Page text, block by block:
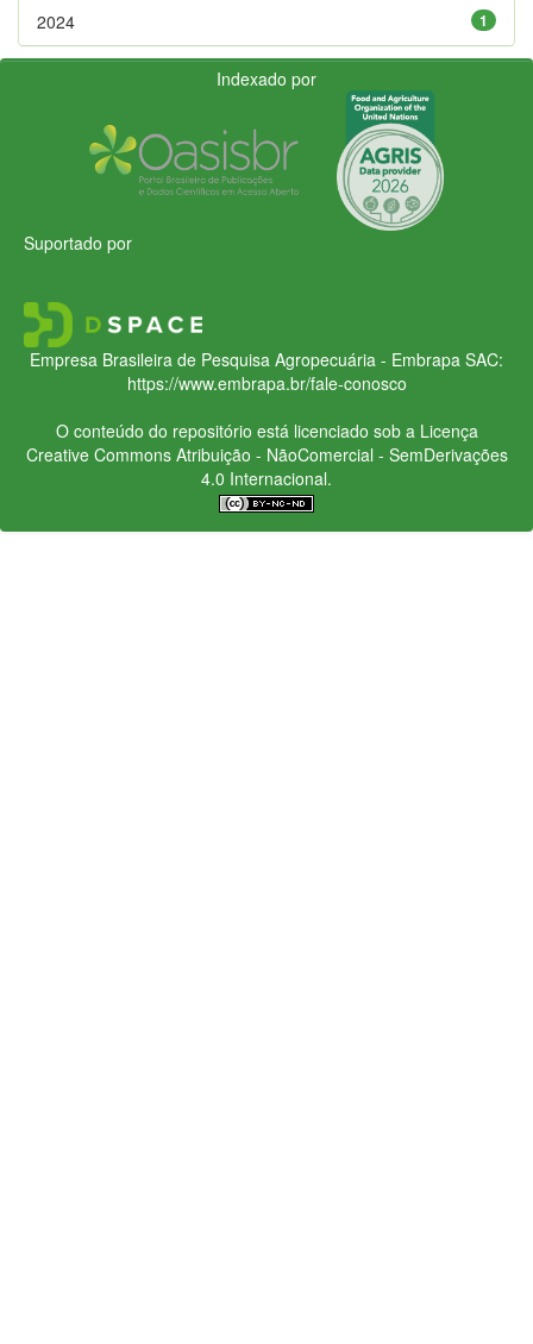
1
2024
Indexado por
Suportado por
Empresa Brasileira de Pesquisa Agropecuária - Embrapa SAC:
https://www.embrapa.br/fale-conosco
O conteúdo do repositório está licenciado sob a Licença
Creative CommonsAtribuição - NãoComercial - SemDerivações
4.0 Internacional.